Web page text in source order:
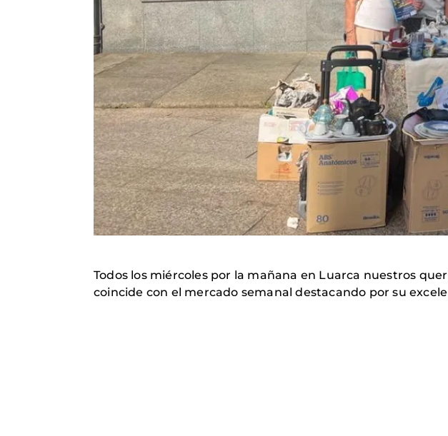
Todos los miércoles por la mañana en Luarca nuestros
coincide con el mercado semanal destacando por su